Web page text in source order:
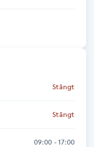
Stängt
Stängt
09:00 - 17:00